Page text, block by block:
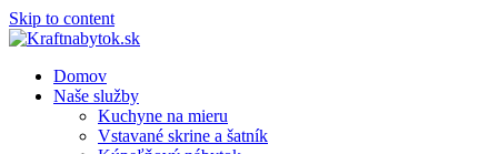
Skip to content
Domov
Naše služby
Kuchyne na mieru
Vstavané skrine a šatník